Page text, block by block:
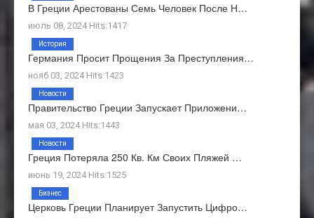
В Греции Арестованы Семь Человек После Н…
июль 08, 2024 Hits:1417
Германия Просит Прощения За Преступления…
нояб 03, 2024 Hits:1423
История
Правительство Греции Запускает Приложени…
мая 03, 2024 Hits:1443
Новости
Греция Потеряла 250 Кв. Км Своих Пляжей …
июнь 19, 2024 Hits:1525
Новости
Церковь Греции Планирует Запустить Цифро…
Бизнес